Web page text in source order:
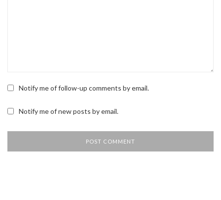
Notify me of follow-up comments by email.
Notify me of new posts by email.